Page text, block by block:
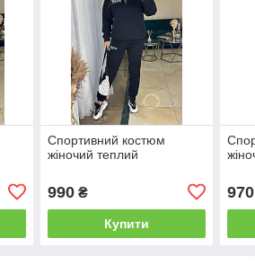
Спортивний костюм
жіночий теплий
990₴
Купити
970